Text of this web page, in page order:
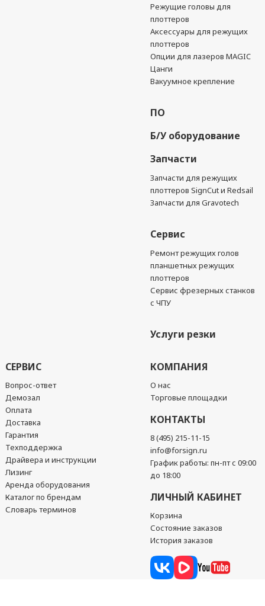
Режущие головы для
плоттеров
Аксессуары для режущих
плоттеров
Опции для лазеров MAGIC
Цанги
Вакуумное крепление
ПО
Б/У оборудование
Запчасти
Запчасти для режущих
плоттеров SignCut и Redsail
Запчасти для Gravotech
Сервис
Ремонт режущих голов
планшетных режущих
плоттеров
Сервис фрезерных станков
с ЧПУ
Услуги резки
СЕРВИС
Вопрос-ответ
Демозал
Оплата
Доставка
Гарантия
Техподдержка
Драйвера и инструкции
Лизинг
Аренда оборудования
Каталог по брендам
Словарь терминов
КОМПАНИЯ
О нас
Торговые площадки
КОНТАКТЫ
8 (495) 215-11-15
info@forsign.ru
График работы: пн-пт с 09:00
до 18:00
ЛИЧНЫЙ КАБИНЕТ
Корзина
Состояние заказов
История заказов